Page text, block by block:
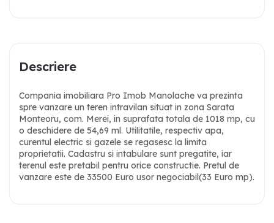
Descriere
Compania imobiliara Pro Imob Manolache va prezinta
spre vanzare un teren intravilan situat in zona Sarata
Monteoru, com. Merei, in suprafata totala de 1018 mp, cu
o deschidere de 54,69 ml. Utilitatile, respectiv apa,
curentul electric si gazele se regasesc la limita
proprietatii. Cadastru si intabulare sunt pregatite, iar
terenul este pretabil pentru orice constructie. Pretul de
vanzare este de 33500 Euro usor negociabil(33 Euro mp).